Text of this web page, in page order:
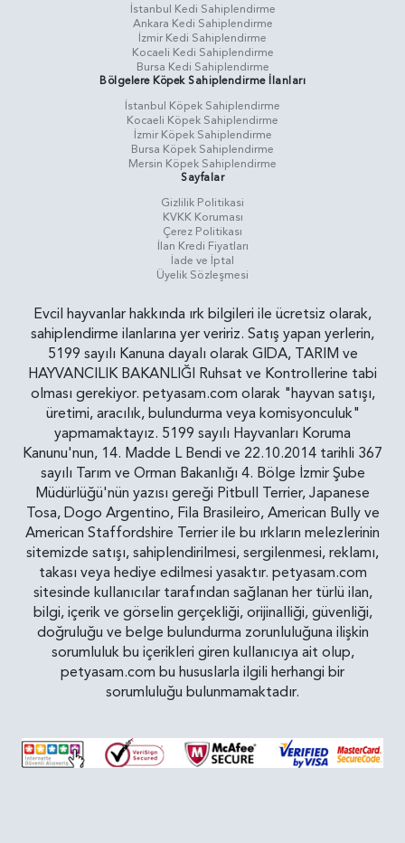
İstanbul Kedi Sahiplendirme
Ankara Kedi Sahiplendirme
İzmir Kedi Sahiplendirme
Kocaeli Kedi Sahiplendirme
Bursa Kedi Sahiplendirme
Bölgelere Köpek Sahiplendirme İlanları
İstanbul Köpek Sahiplendirme
Kocaeli Köpek Sahiplendirme
İzmir Köpek Sahiplendirme
Bursa Köpek Sahiplendirme
Mersin Köpek Sahiplendirme
Sayfalar
Gizlilik Politikasi
KVKK Koruması
Çerez Politikası
İlan Kredi Fiyatları
İade ve İptal
Üyelik Sözleşmesi
Evcil hayvanlar hakkında ırk bilgileri ile ücretsiz olarak,
sahiplendirme ilanlarına yer veririz. Satış yapan yerlerin,
5199 sayılı Kanuna dayalı olarak GIDA, TARIM ve
HAYVANCILIK BAKANLIĞI Ruhsat ve Kontrollerine tabi
olması gerekiyor. petyasam.com olarak "hayvan satışı,
üretimi, aracılık, bulundurma veya komisyonculuk"
yapmamaktayız. 5199 sayılı Hayvanları Koruma
Kanunu'nun, 14. Madde L Bendi ve 22.10.2014 tarihli 367
sayılı Tarım ve Orman Bakanlığı 4. Bölge İzmir Şube
Müdürlüğü'nün yazısı gereği Pitbull Terrier, Japanese
Tosa, Dogo Argentino, Fila Brasileiro, American Bully ve
American Staffordshire Terrier ile bu ırkların melezlerinin
sitemizde satışı, sahiplendirilmesi, sergilenmesi, reklamı,
takası veya hediye edilmesi yasaktır. petyasam.com
sitesinde kullanıcılar tarafından sağlanan her türlü ilan,
bilgi, içerik ve görselin gerçekliği, orijinalliği, güvenliği,
doğruluğu ve belge bulundurma zorunluluğuna ilişkin
sorumluluk bu içerikleri giren kullanıcıya ait olup,
petyasam.com bu hususlarla ilgili herhangi bir
sorumluluğu bulunmamaktadır.